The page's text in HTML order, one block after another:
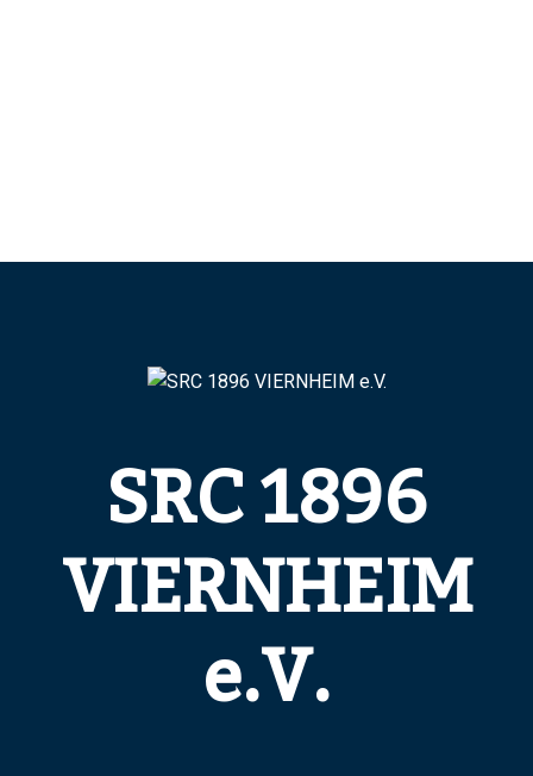
SRC 1896
VIERNHEIM
e.V.